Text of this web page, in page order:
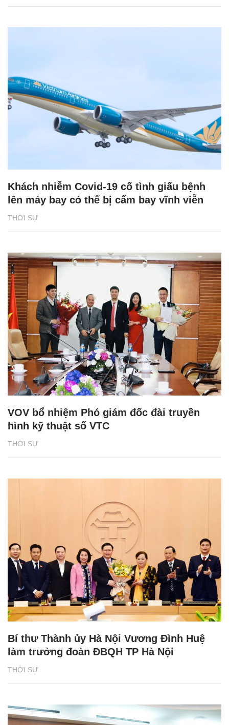
THỜI SỰ
Khách nhiễm Covid-19 cố tình giấu bệnh
lên máy bay có thể bị cấm bay vĩnh viễn
THỜI SỰ
VOV bổ nhiệm Phó giám đốc đài truyền
hình kỹ thuật số VTC
THỜI SỰ
Bí thư Thành ủy Hà Nội Vương Đình Huệ
làm trưởng đoàn ĐBQH TP Hà Nội